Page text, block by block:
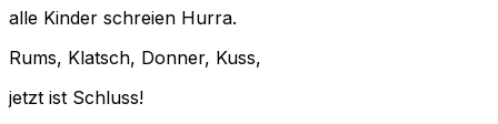
alle Kinder schreien Hurra.
Rums, Klatsch, Donner, Kuss,
jetzt ist Schluss!